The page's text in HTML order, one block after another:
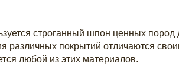
строганный шпон ценных
различных покрытий отличаются
любой из этих материалов.